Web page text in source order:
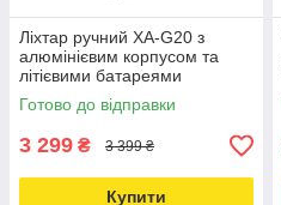
Ліхтар ручний XA-G20 з
алюмінієвим корпусом та
літієвими батареями
4х181350 Love&Life -online-
multimarket-
Готово до відправки
3 299 ₴ 3 399 ₴
Купити